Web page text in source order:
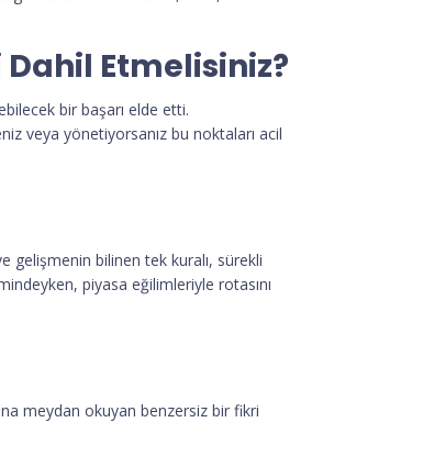
Etmelisiniz?
bir başarı elde etti.
veya yönetiyorsanız bu noktaları acil
gelişmenin bilinen tek kuralı, sürekli
piyasa eğilimleriyle rotasını
meydan okuyan benzersiz bir fikri